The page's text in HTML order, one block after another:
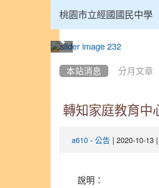
桃園市立經國國民中學
本站消息 分月文章
轉知家庭教育中
a610 - 公告 | 2020-10-13
說明：